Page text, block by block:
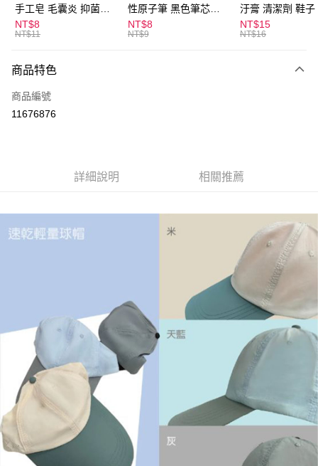
ATM付款
全家取貨付款
每筆NT$60，滿NT$599(含以上)免運費
付款後全家取貨
每筆NT$60，滿NT$599(含以上)免運費
每筆NT$60，滿NT$599(含以上)免運費
手工皂 毛囊炎 抑菌除
蟎 清潔護膚 去油去痘
寵物皮膚病 狗狗貓咪
NT$8
NT$11
性原子筆 黑色筆芯
S304
NT$8
NT$9
汙膏 清潔劑 鞋子
漬 白皮鞋 鞋油
NT$15
NT$16
商品特色
商品編號
11676876
詳細說明 相關推薦